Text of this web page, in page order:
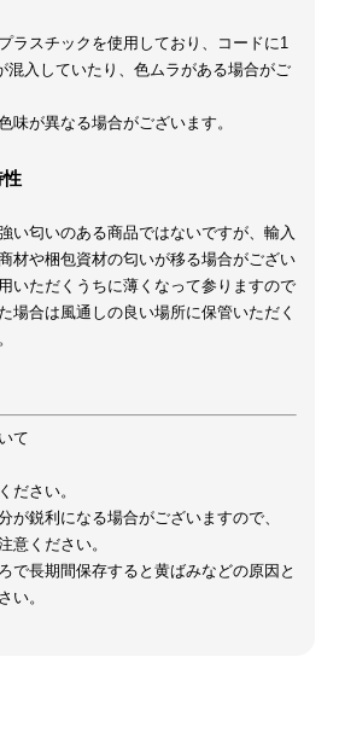
ラスチックを使用しており、コードに1
混入していたり、色ムラがある場合がご
味が異なる場合がございます。
い匂いのある商品ではないですが、輸入
材や梱包資材の匂いが移る場合がござい
いただくうちに薄くなって参りますので
場合は風通しの良い場所に保管いただく
て
ださい。
が鋭利になる場合がございますので、
意ください。
で長期間保存すると黄ばみなどの原因と
い。